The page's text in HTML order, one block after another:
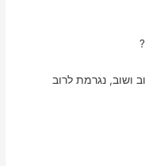
ושוב, נגרמת לרוב